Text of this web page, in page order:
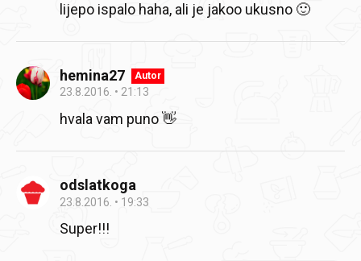
lijepo ispalo haha, ali je jakoo ukusno 🙂
hemina27 Autor
23.8.2016. 21:13
hvala vam puno 👋
odslatkoga
23.8.2016. 19:33
Super!!!